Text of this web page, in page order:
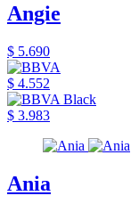
Angie
$ 5.690
$ 4.552
$ 3.983
Ania